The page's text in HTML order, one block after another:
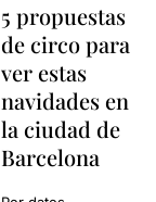
5 propuestas
de circo para
ver estas
navidades en
la ciudad de
Barcelona